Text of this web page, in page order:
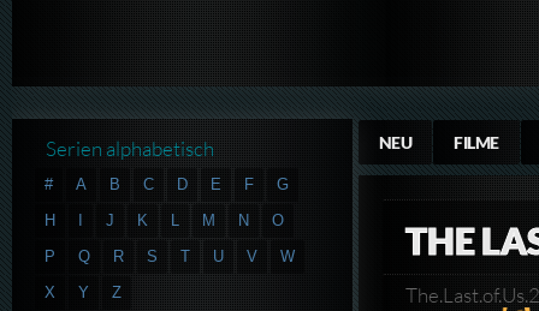
NEU FILME
THE
Serien alphabetisch
# A B C D E F
G
H
I J K L M N
O
P
Q R S T U V
W
X
Y Z